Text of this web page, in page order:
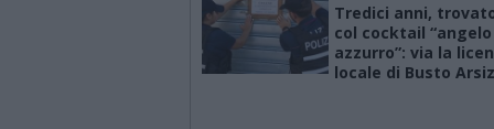
Tredici anni,
col cocktail “angelo
azzurro”: via la
locale di Busto